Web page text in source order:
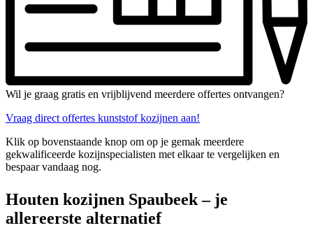
Wil je graag gratis en vrijblijvend meerdere offertes ontvangen?
Vraag direct offertes kunststof kozijnen aan!
Klik op bovenstaande knop om op je gemak meerdere
gekwalificeerde kozijnspecialisten met elkaar te vergelijken en
bespaar vandaag nog.
Houten kozijnen Spaubeek – je
allereerste alternatief